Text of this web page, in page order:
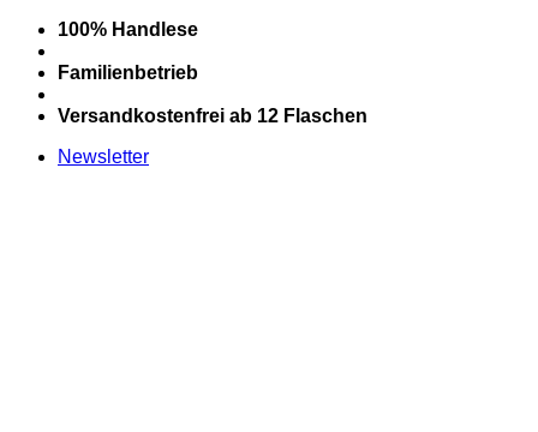
Zum
Inhalt
springen
100% Handlese
Familienbetrieb
Versandkostenfrei ab 12 Flaschen
Newsletter